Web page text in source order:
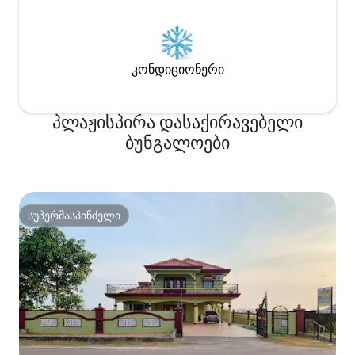
კონდიციონერი
პლაჟისპირა დასაქირავებელი
ბუნგალოები
სუპერმასპინძელი
სუპერმასპინძელი